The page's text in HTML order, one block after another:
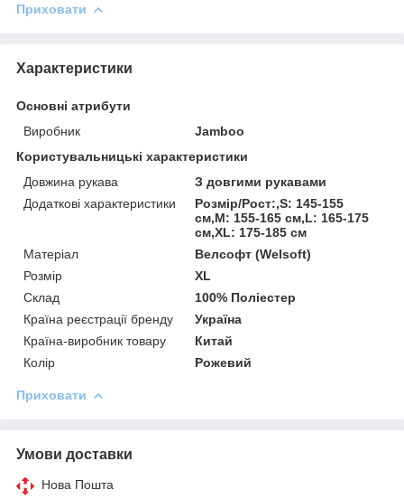
Приховати
Характеристики
Основні атрибути
Виробник
Jamboo
Користувальницькі характеристики
Довжина рукава
З довгими рукавами
Додаткові характеристики
Розмір/Рост:,S: 145-155
см,M: 155-165 см,L: 165-175
см,XL: 175-185 см
Матеріал
Велсофт (Welsoft)
Розмір
XL
Склад
100% Поліестер
Країна реєстрації бренду
Україна
Країна-виробник товару
Китай
Колір
Рожевий
Приховати
Умови доставки
Нова Пошта